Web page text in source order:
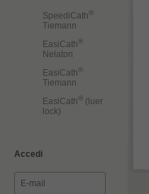
SpeediCath ®
Tiemann
EasiCath ®
Nelaton
EasiCath ®
Tiemann
EasiCath ® (luer
lock)
Accedi